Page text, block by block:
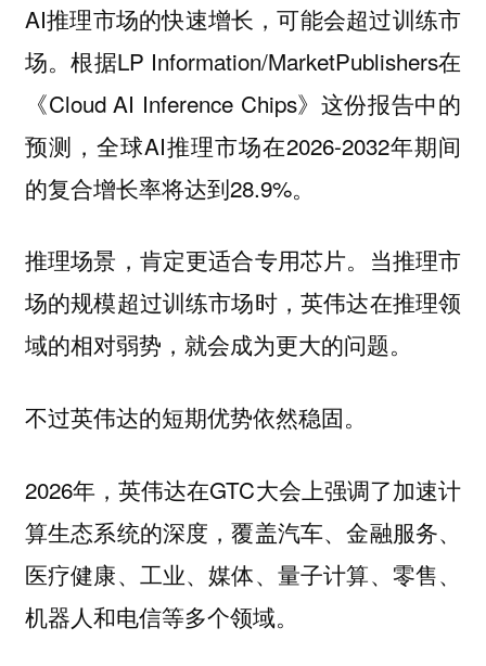
AI推理市场的快速增长，可能会超过训练市
场。根据LP Information/MarketPublishers在
《Cloud AI Inference Chips》这份报告中的
预测，全球AI推理市场在2026-2032年期间
的复合增长率将达到28.9%。
推理场景，肯定更适合专用芯片。当推理市
场的规模超过训练市场时，英伟达在推理领
域的相对弱势，就会成为更大的问题。
不过英伟达的短期优势依然稳固。
2026年，英伟达在GTC大会上强调了加速计
算生态系统的深度，覆盖汽车、金融服务、
医疗健康、工业、媒体、量子计算、零售、
机器人和电信等多个领域。